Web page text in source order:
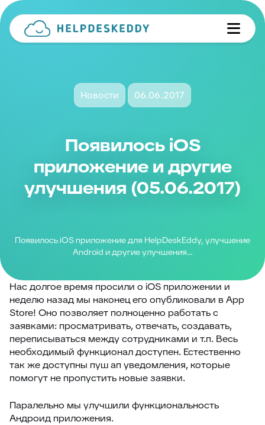
Новости 06.06.2017
Появилось iOS
приложение и другие
улучшения (05.06.2017)
Появилось iOS приложение для HelpDeskEddy, улучшение
Android и другие улучшения...
Нас долгое время просили о iOS приложении и
неделю назад мы наконец его опубликовали в App
Store! Оно позволяет полноценно работать с
заявками: просматривать, отвечать, создавать,
переписываться между сотрудниками и т.п. Весь
необходимый функционал доступен. Естественно
так же доступны пуш ап уведомления, которые
помогут не пропустить новые заявки.
Паралельно мы улучшили функциональность
Андроид приложения.